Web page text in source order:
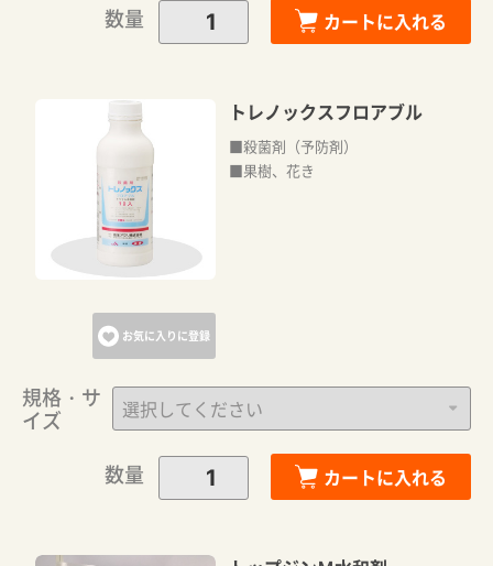
数量
カートに入れる
お気に入りに登録
トレノックスフロアブル
■殺菌剤（予防剤）
■果樹、花き
規格・サ
イズ
数量
カートに入れる